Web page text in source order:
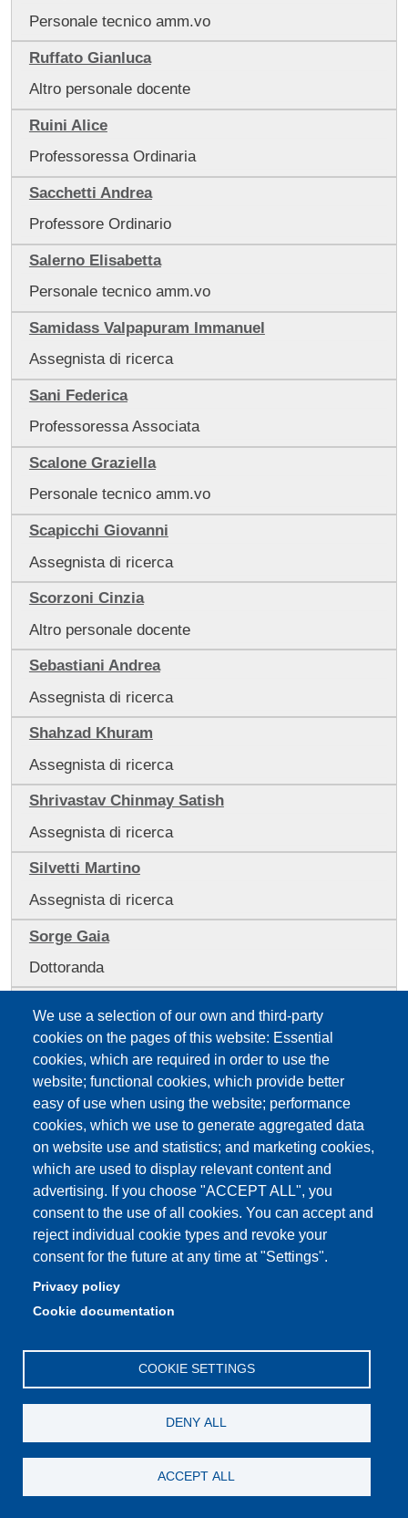
Personale tecnico amm.vo
Ruffato Gianluca
Altro personale docente
Ruini Alice
Professoressa Ordinaria
Sacchetti Andrea
Professore Ordinario
Salerno Elisabetta
Personale tecnico amm.vo
Samidass Valpapuram Immanuel
Assegnista di ricerca
Sani Federica
Professoressa Associata
Scalone Graziella
Personale tecnico amm.vo
Scapicchi Giovanni
Assegnista di ricerca
Scorzoni Cinzia
Altro personale docente
Sebastiani Andrea
Assegnista di ricerca
Shahzad Khuram
Assegnista di ricerca
Shrivastav Chinmay Satish
Assegnista di ricerca
Silvetti Martino
Assegnista di ricerca
Sorge Gaia
Dottoranda
Assegnista di ricerca
Spaggiari Fulvia
Professoressa Associata
Tonini Rita
Personale tecnico amm.vo
Toschi Alessandro
Dottorando
Professore Associato
Personale tecnico amm.vo
Valente Paolo
Ricercatore universitario
We use a selection of our own and third-party
cookies on the pages of this website: Essential
cookies, which are required in order to use the
website; functional cookies, which provide better
easy of use when using the website; performance
cookies, which we use to generate aggregated data
on website use and statistics; and marketing cookies,
which are used to display relevant content and
advertising. If you choose "ACCEPT ALL", you
consent to the use of all cookies. You can accept and
reject individual cookie types and revoke your
consent for the future at any time at "Settings".
Privacy policy
Cookie documentation
COOKIE SETTINGS
DENY ALL
ACCEPT ALL